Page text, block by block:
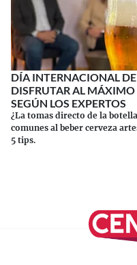
DÍA INTERNACIONAL
DISFRUTAR AL MÁXIMO
SEGÚN LOS EXPERTOS
¿La tomas directo de la
comunes al beber cerveza
5 tips.